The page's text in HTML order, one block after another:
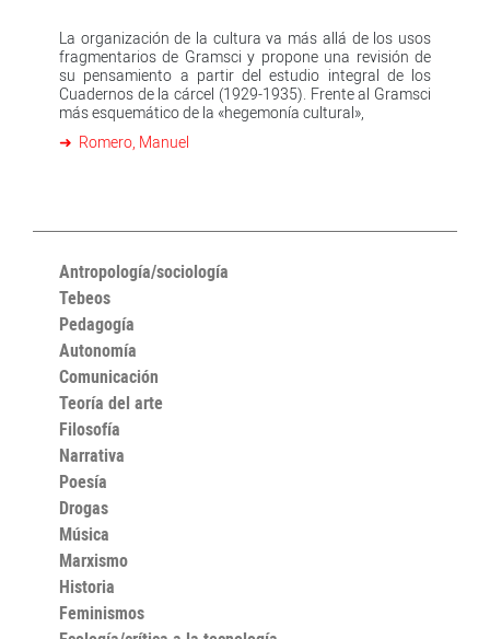
La organización de la cultura va más allá de los usos
fragmentarios de Gramsci y propone una revisión de
su pensamiento a partir del estudio integral de los
Cuadernos de la cárcel (1929-1935). Frente al Gramsci
más esquemático de la «hegemonía cultural»,
Romero, Manuel
Antropología/sociología
Tebeos
Pedagogía
Autonomía
Comunicación
Teoría del arte
Filosofía
Narrativa
Poesía
Drogas
Música
Marxismo
Historia
Feminismos